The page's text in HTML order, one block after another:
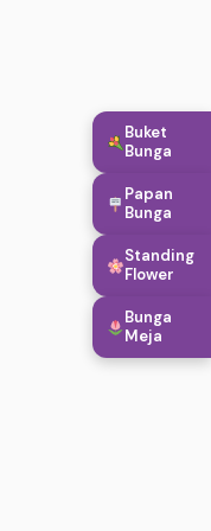
Buket
Bunga
Papan
Bunga
Standing
Flower
Bunga
Meja